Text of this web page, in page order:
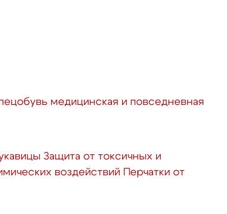
медицинская и повседневная
Защита от токсичных и
воздействий Перчатки от